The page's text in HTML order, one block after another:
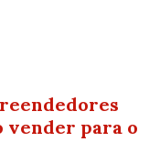
vender para o